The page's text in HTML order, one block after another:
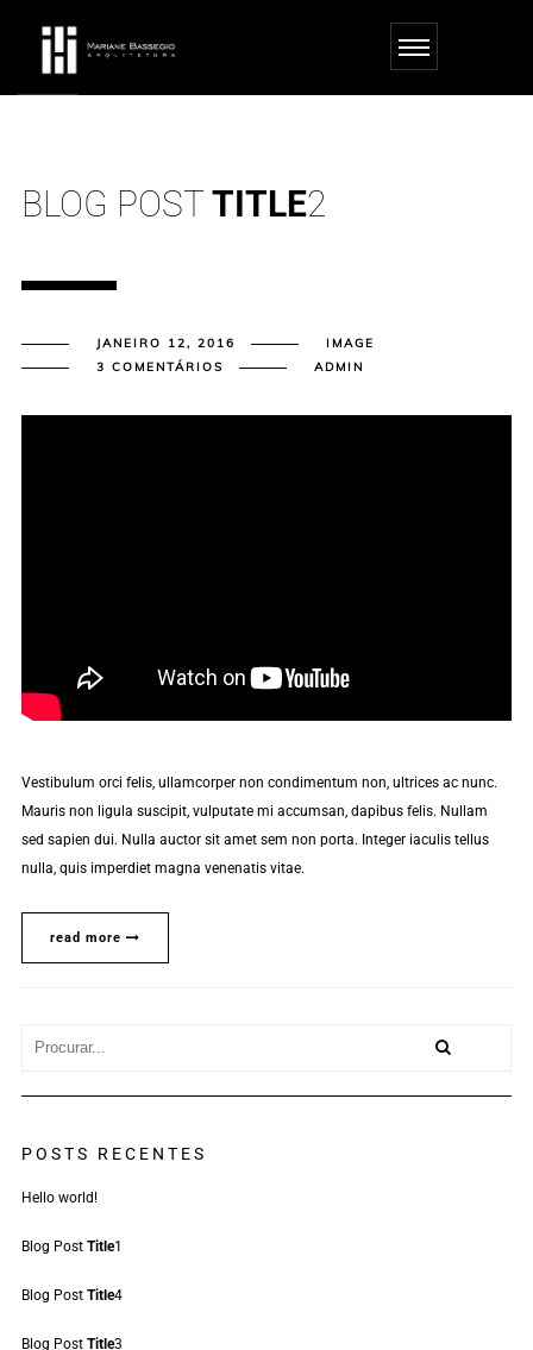
BLOG POSTTITLE2
JANEIRO 12, 2016
IMAGE
3 COMENTÁRIOS
ADMIN
Vestibulum orci felis, ullamcorper non condimentum non, ultrices ac nunc.
Mauris non ligula suscipit, vulputate mi accumsan, dapibus felis. Nullam
sed sapien dui. Nulla auctor sit amet sem non porta. Integer iaculis tellus
nulla, quis imperdiet magna venenatis vitae.
read more
POSTS RECENTES
Hello world!
Blog Post Title1
Blog Post Title4
Blog Post Title3